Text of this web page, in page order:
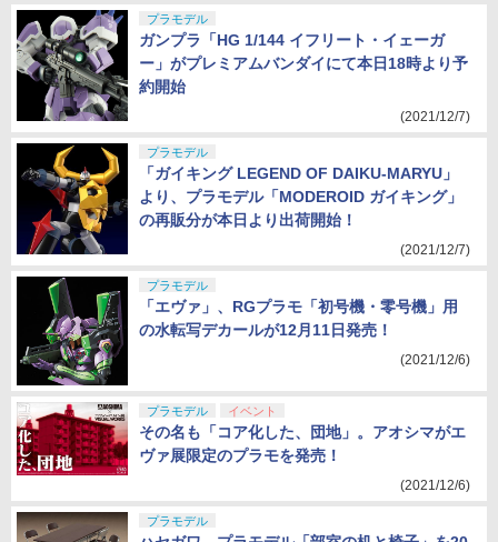
プラモデル
ガンプラ「HG 1/144 イフリート・イェーガ
ー」がプレミアムバンダイにて本日18時より予
約開始
(2021/12/7)
プラモデル
「ガイキング LEGEND OF DAIKU-MARYU」
より、プラモデル「MODEROID ガイキング」
の再販分が本日より出荷開始！
(2021/12/7)
プラモデル
「エヴァ」、RGプラモ「初号機・零号機」用
の水転写デカールが12月11日発売！
(2021/12/6)
プラモデル イベント
その名も「コア化した、団地」。アオシマがエ
ヴァ展限定のプラモを発売！
(2021/12/6)
プラモデル